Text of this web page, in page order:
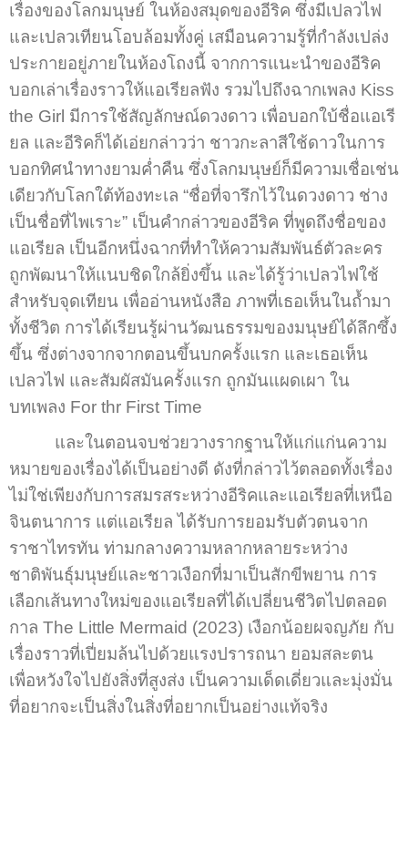
เรื่องของโลกมนุษย์ ในห้องสมุดของอีริค ซึ่งมีเปลวไฟ
และเปลวเทียนโอบล้อมทั้งคู่ เสมือนความรู้ที่กำลังเปล่ง
ประกายอยู่ภายในห้องโถงนี้ จากการแนะนำของอีริค
บอกเล่าเรื่องราวให้แอเรียลฟัง รวมไปถึงฉากเพลง Kiss
the Girl มีการใช้สัญลักษณ์ดวงดาว เพื่อบอกใบ้ชื่อแอเรี
ยล และอีริคก็ได้เอ่ยกล่าวว่า ชาวกะลาสีใช้ดาวในการ
บอกทิศนำทางยามค่ำคืน ซึ่งโลกมนุษย์ก็มีความเชื่อเช่น
เดียวกับโลกใต้ท้องทะเล “ชื่อที่จารึกไว้ในดวงดาว ช่าง
เป็นชื่อที่ไพเราะ” เป็นคำกล่าวของอีริค ที่พูดถึงชื่อของ
แอเรียล เป็นอีกหนึ่งฉากที่ทำให้ความสัมพันธ์ตัวละคร
ถูกพัฒนาให้แนบชิดใกล้ยิ่งขึ้น และได้รู้ว่าเปลวไฟใช้
สำหรับจุดเทียน เพื่ออ่านหนังสือ ภาพที่เธอเห็นในถ้ำมา
ทั้งชีวิต การได้เรียนรู้ผ่านวัฒนธรรมของมนุษย์ได้ลึกซึ้ง
ขึ้น ซึ่งต่างจากจากตอนขึ้นบกครั้งแรก และเธอเห็น
เปลวไฟ และสัมผัสมันครั้งแรก ถูกมันแผดเผา ใน
บทเพลง For thr First Time
และในตอนจบช่วยวางรากฐานให้แก่แก่นความ
หมายของเรื่องได้เป็นอย่างดี ดังที่กล่าวไว้ตลอดทั้งเรื่อง
ไม่ใช่เพียงกับการสมรสระหว่างอีริคและแอเรียลที่เหนือ
จินตนาการ แต่แอเรียล ได้รับการยอมรับตัวตนจาก
ราชาไทรทัน ท่ามกลางความหลากหลายระหว่าง
ชาติพันธุ์มนุษย์และชาวเงือกที่มาเป็นสักขีพยาน การ
เลือกเส้นทางใหม่ของแอเรียลที่ได้เปลี่ยนชีวิตไปตลอด
กาล The Little Mermaid (2023) เงือกน้อยผจญภัย กับ
เรื่องราวที่เปี่ยมล้นไปด้วยแรงปรารถนา ยอมสละตน
เพื่อหวังใจไปยังสิ่งที่สูงส่ง เป็นความเด็ดเดี่ยวและมุ่งมั่น
ที่อยากจะเป็นสิ่งในสิ่งที่อยากเป็นอย่างแท้จริง